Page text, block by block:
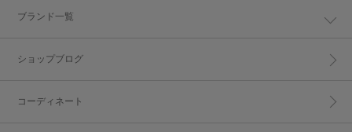
ブランド一覧
ショップブログ
コーディネート